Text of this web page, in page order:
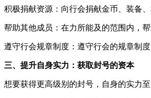
积极捐献资源：向行会捐献金币、装备
帮助其他成员：在力所能及的范围内，
遵守行会规章制度：遵守行会的规章制
三、提升自身实力：获取封号的资本
想要获得更高级别的封号，自身的实力